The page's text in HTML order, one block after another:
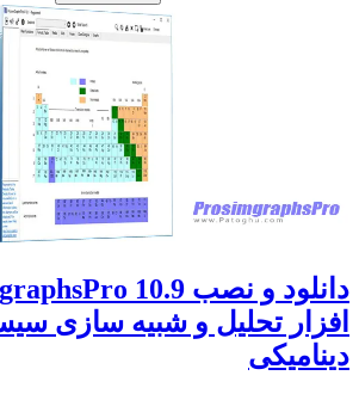
افزار تحلیل و شبیه سازی
دینامیکی